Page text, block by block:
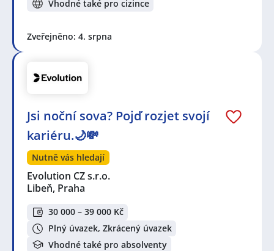
Vhodné také pro cizince
Zveřejněno: 4. srpna
Jsi noční sova? Pojď rozjet svojí
kariéru.🌙💸
Nutně vás hledají
Evolution CZ s.r.o.
Libeň, Praha
30 000 – 39 000 Kč
Plný úvazek, Zkrácený úvazek
Vhodné také pro absolventy